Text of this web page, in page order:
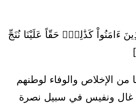
ءَامَنُواْ كَذَٰلِكَۖ حَقّاً عَلَيْنَا نُنَجِّ
من الإخلاص والوفاء لوطنهم
ونفيس في سبيل نصرة